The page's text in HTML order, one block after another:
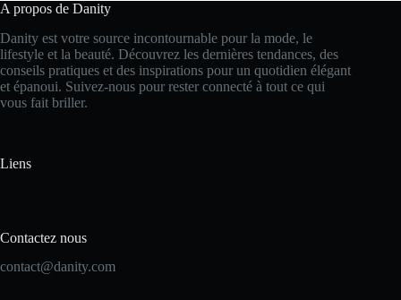
A propos de Danity
Danity est votre source incontournable pour la mode, le
lifestyle et la beauté. Découvrez les dernières tendances, des
conseils pratiques et des inspirations pour un quotidien élégant
et épanoui. Suivez-nous pour rester connecté à tout ce qui
vous fait briller.
Liens
Contactez nous
contact@danity.com